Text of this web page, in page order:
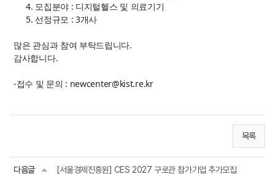
4. 모집분야 : 디지털헬스 및 의료기기
5. 선정규모 : 3개사
많은 관심과 참여 부탁드립니다.
감사합니다.
-접수 및 문의 : newcenter@kist.re.kr
목록
다음글 [서울경제진흥원] CES 2027 구로관 참가기업 추가모집